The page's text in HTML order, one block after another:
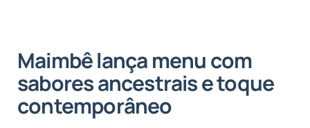
Maimbê lança menu com
sabores ancestrais e toque
contemporâneo